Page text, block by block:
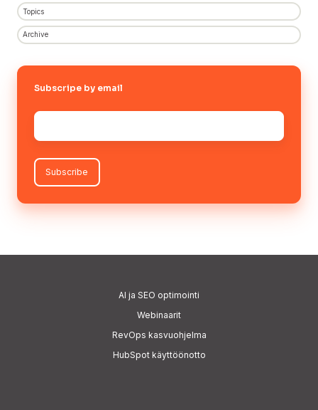
Topics
Archive
Subscripe by email
Sähköposti
AI ja SEO optimointi
Webinaarit
RevOps kasvuohjelma
HubSpot käyttöönotto